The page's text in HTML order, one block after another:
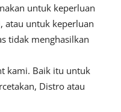
untuk keperluan
atau untuk keperluan
tidak menghasilkan
kami. Baik itu untuk
Distro atau